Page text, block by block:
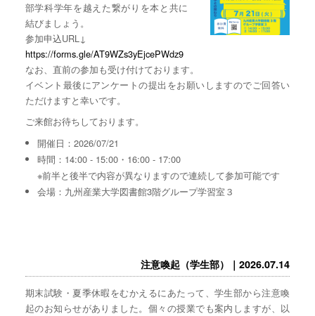
部学科学年を越えた繋がりを本と共に
結びましょう。
参加申込URL↓
https://forms.gle/AT9WZs3yEjcePWdz9
なお、直前の参加も受け付けております。
イベント最後にアンケートの提出をお願いしますのでご回答い
ただけますと幸いです。
ご来館お待ちしております。
開催日：2026/07/21
時間：14:00 - 15:00・16:00 - 17:00
※前半と後半で内容が異なりますので連続して参加可能です
会場：九州産業大学図書館3階グループ学習室３
注意喚起（学生部）｜2026.07.14
期末試験・夏季休暇をむかえるにあたって、学生部から注意喚
起のお知らせがありました。個々の授業でも案内しますが、以